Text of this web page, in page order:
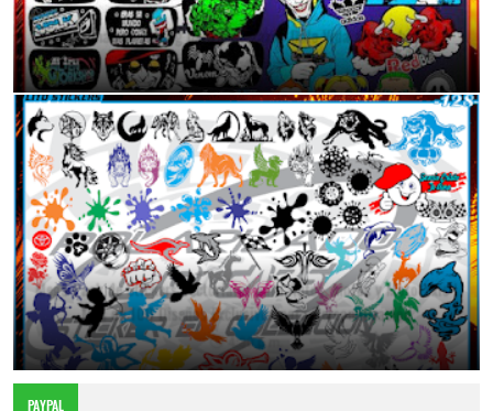
Calcomanías Tuning para Mototaxis: Dale Vida a tu Vehículo
11:40 p.m.
Mega Pack de Stickers Vectoriales para Autos, Motos y Mototaxis |
Más de 100 Diseños Exclusivos para Personalización
4:30 p.m.
PAYPAL